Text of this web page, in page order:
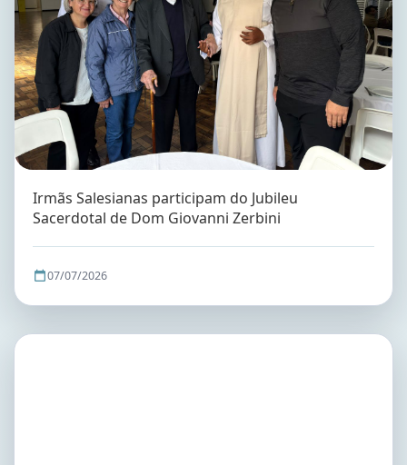
Irmãs Salesianas participam do Jubileu
Sacerdotal de Dom Giovanni Zerbini
07/07/2026